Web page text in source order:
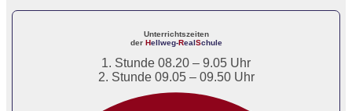
Unterrichtszeiten
der Hellweg-RealSchule
1. Stunde 08.20 – 9.05 Uhr
2. Stunde 09.05 – 09.50 Uhr